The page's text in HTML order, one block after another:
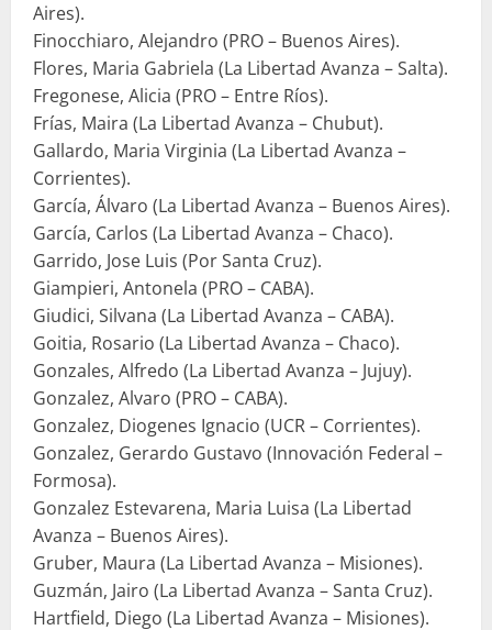
Aires).
Finocchiaro, Alejandro (PRO – Buenos Aires).
Flores, Maria Gabriela (La Libertad Avanza – Salta).
Fregonese, Alicia (PRO – Entre Ríos).
Frías, Maira (La Libertad Avanza – Chubut).
Gallardo, Maria Virginia (La Libertad Avanza –
Corrientes).
García, Álvaro (La Libertad Avanza – Buenos Aires).
García, Carlos (La Libertad Avanza – Chaco).
Garrido, Jose Luis (Por Santa Cruz).
Giampieri, Antonela (PRO – CABA).
Giudici, Silvana (La Libertad Avanza – CABA).
Goitia, Rosario (La Libertad Avanza – Chaco).
Gonzales, Alfredo (La Libertad Avanza – Jujuy).
Gonzalez, Alvaro (PRO – CABA).
Gonzalez, Diogenes Ignacio (UCR – Corrientes).
Gonzalez, Gerardo Gustavo (Innovación Federal –
Formosa).
Gonzalez Estevarena, Maria Luisa (La Libertad
Avanza – Buenos Aires).
Gruber, Maura (La Libertad Avanza – Misiones).
Guzmán, Jairo (La Libertad Avanza – Santa Cruz).
Hartfield, Diego (La Libertad Avanza – Misiones).